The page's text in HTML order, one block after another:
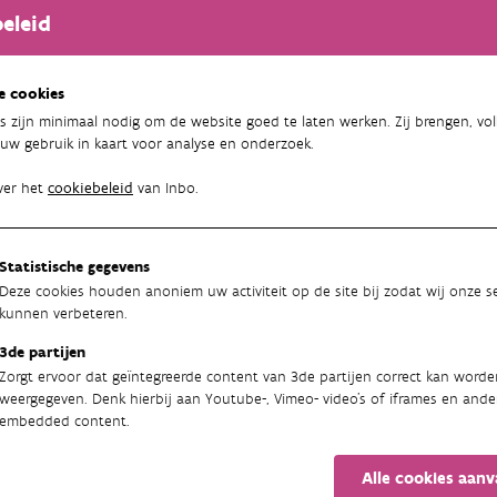
cookies
zijn minimaal nodig om de website goed te laten werken. Zij brengen,
gebruik in kaart voor analyse en onderzoek.
het cookiebeleid van Inbo.
Statistische gegevens
Deze cookies houden anoniem uw activiteit op de site bij zodat wij onze
kunnen verbeteren.
3de partijen
Zorgt ervoor dat geïntegreerde content van 3de partijen correct kan
weergegeven. Denk hierbij aan Youtube-, Vimeo- video's of iframes en
embedded content.
Alle cookies
ze de natuurlijke omgeving in termen van biodiversiteit?
heeft gepercipieerde biodiversiteit volgens hen een invloed op
kwalitatief onderzoek uit aan de hand van foto-elicitatie en
15 deelnemers. Deze maakten eerst foto’s op basis van
bleek dat de deelnemers slechts beperkt vertrouwd
inhoudt. Hun beoordeling van de biodiversiteit in hun
ingrijpen (of “wildheid”), de zichtbare en zintuiglijk
geven deelnemers aan dat omgevingen met een hoge
welzijn. Omgevingen met een lage gepercipieerde
Noël en Karen Puttemans
Perceptieonderzoek over